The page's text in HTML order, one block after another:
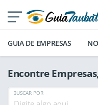
GUIA DE EMPRESAS
Encontre Empresas
BUSCAR POR